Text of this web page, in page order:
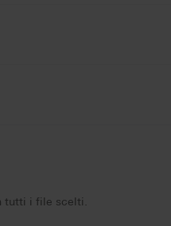
tutti i file scelti.